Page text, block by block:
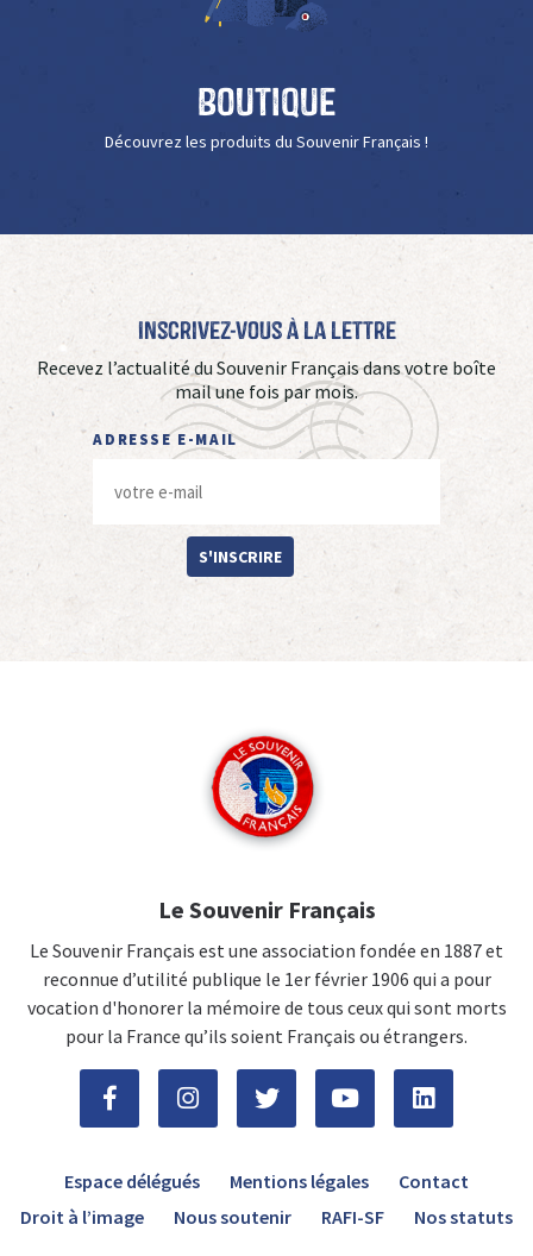
Boutique
Découvrez les produits du Souvenir Français !
Inscrivez-vous à La Lettre
Recevez l’actualité du Souvenir Français dans votre boîte
mail une fois par mois.
ADRESSE E-MAIL
S'INSCRIRE
Le Souvenir Français
Le Souvenir Français est une association fondée en 1887 et
reconnue d’utilité publique le 1er février 1906 qui a pour
vocation d'honorer la mémoire de tous ceux qui sont morts
pour la France qu’ils soient Français ou étrangers.
Espace délégués Mentions légales
Contact
Droit à l’image
Nous soutenir RAFI-SF Nos statuts